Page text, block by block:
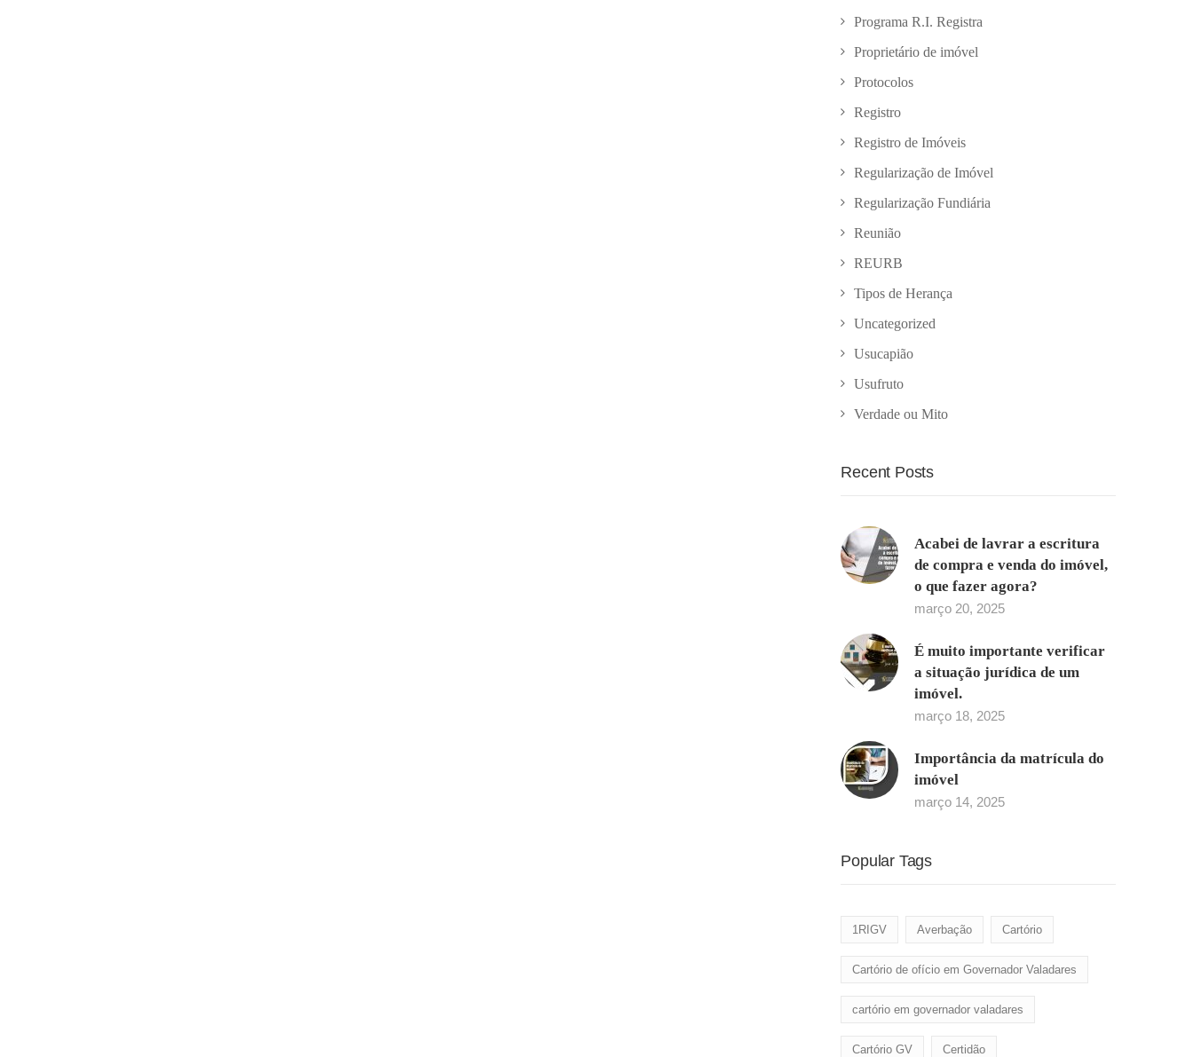
Programa R.I. Registra
Proprietário de imóvel
Protocolos
Registro
Registro de Imóveis
Regularização de Imóvel
Regularização Fundiária
Reunião
REURB
Tipos de Herança
Uncategorized
Usucapião
Usufruto
Verdade ou Mito
Recent Posts
Acabei de lavrar a escritura
de compra e venda do imóvel,
o que fazer agora?
março 20, 2025
É muito importante verificar
a situação jurídica de um
imóvel.
março 18, 2025
Importância da matrícula do
imóvel
março 14, 2025
Popular Tags
1RIGV Averbação Cartório
Cartório de ofício em Governador Valadares
cartório em governador valadares
Cartório GV Certidão